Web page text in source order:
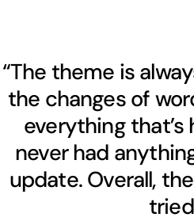
“The theme is
the changes of
everything that’s
never had
update. Overall,